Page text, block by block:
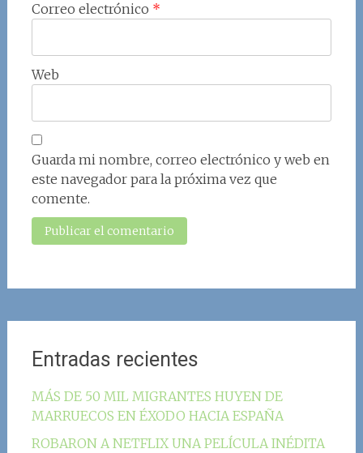
Correo electrónico *
Web
Guarda mi nombre, correo electrónico y web en
este navegador para la próxima vez que
comente.
Entradas recientes
MÁS DE 50 MIL MIGRANTES HUYEN DE
MARRUECOS EN ÉXODO HACIA ESPAÑA
ROBARON A NETFLIX UNA PELÍCULA INÉDITA